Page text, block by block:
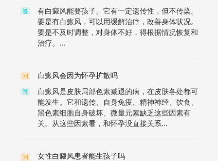
答
有白癜风能要孩子。它有一定遗传性，但不传染。
要是有白癜风，可以用缓解治疗，改善身体状况。
要是不及时调整，对身体不好，得根据情况恢复和
治疗。...
问 白癜风会因为怀孕扩散吗
答
白癜风是皮肤局部色素减退的病，在皮肤各处都可
能发生。它和遗传、自身免疫、精神神经、饮食、
黑色素细胞自身破坏、微量元素缺乏这些因素有
关。从这些因素看，和怀孕没直接关系...
问 女性白癜风患者能生孩子吗